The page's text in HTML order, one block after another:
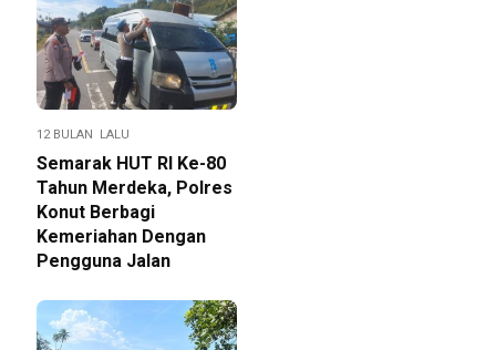
12 BULAN LALU
Semarak HUT RI Ke-80
Tahun Merdeka, Polres
Konut Berbagi
Kemeriahan Dengan
Pengguna Jalan